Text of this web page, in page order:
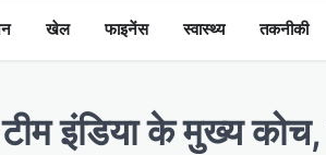
खेल फाइनेंस स्वास्थ्य तकनीकी
इंडिया के मुख्य